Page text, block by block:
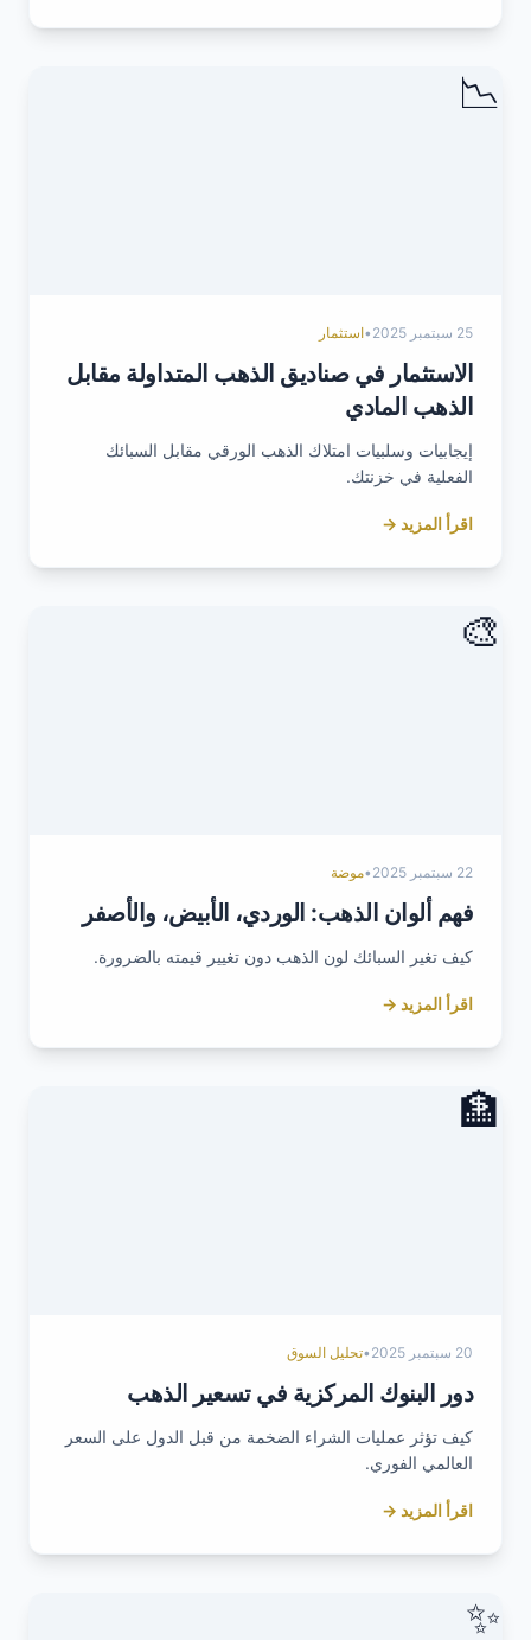
📉
25 سبتمبر 2025 •استثمار
الاستثمار في صناديق الذهب المتداولة مقابل
الذهب المادي
إيجابيات وسلبيات امتلاك الذهب الورقي مقابل السبائك
الفعلية في خزنتك.
اقرأ المزيد →
🎨
22 سبتمبر 2025 •موضة
فهم ألوان الذهب: الوردي، الأبيض، والأصفر
كيف تغير السبائك لون الذهب دون تغيير قيمته بالضرورة.
اقرأ المزيد →
🏦
20 سبتمبر 2025 •تحليل السوق
دور البنوك المركزية في تسعير الذهب
كيف تؤثر عمليات الشراء الضخمة من قبل الدول على السعر
العالمي الفوري.
اقرأ المزيد →
✨